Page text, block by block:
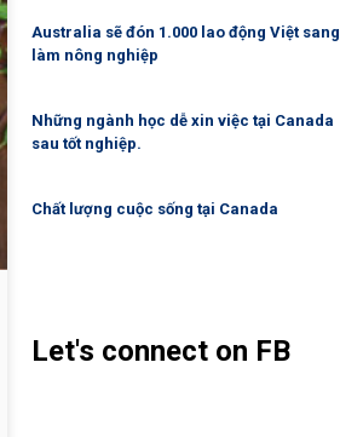
Australia sẽ đón 1.000 lao động Việt sang
làm nông nghiệp
Những ngành học dễ xin việc tại Canada
sau tốt nghiệp.
Chất lượng cuộc sống tại Canada
Let's connect on FB